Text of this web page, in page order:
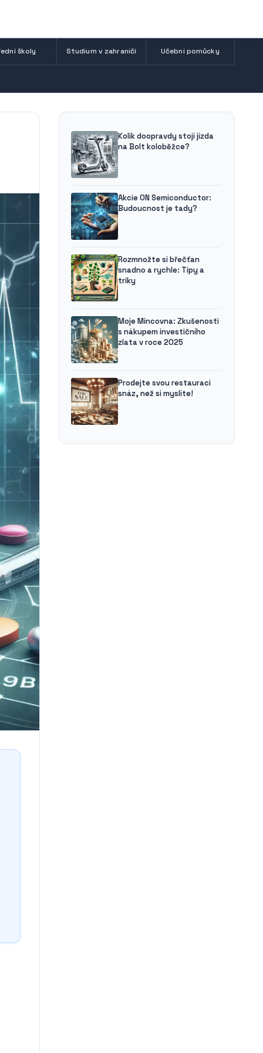
školy Studium v zahraničí Učební pomůcky
Kolik doopravdy stojí jízda
na Bolt koloběžce?
Akcie ON Semiconductor:
Budoucnost je tady?
Rozmnožte si břečťan
snadno a rychle: Tipy a
triky
Moje Mincovna: Zkušenosti
s nákupem investičního
zlata v roce 2025
Prodejte svou restauraci
snáz, než si myslíte!